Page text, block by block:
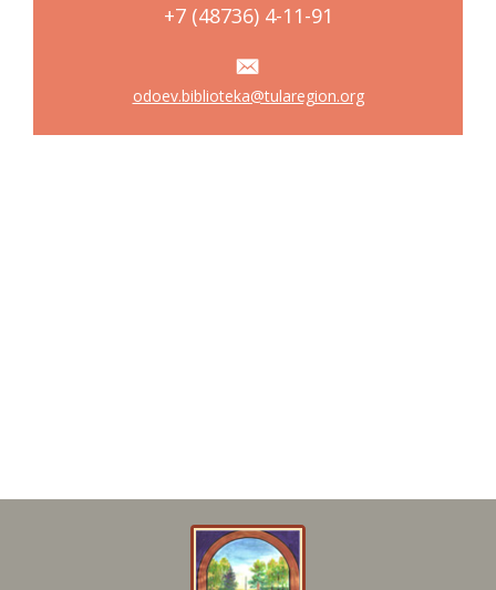
+7 (48736) 4-11-91
odoev.biblioteka@tularegion.org